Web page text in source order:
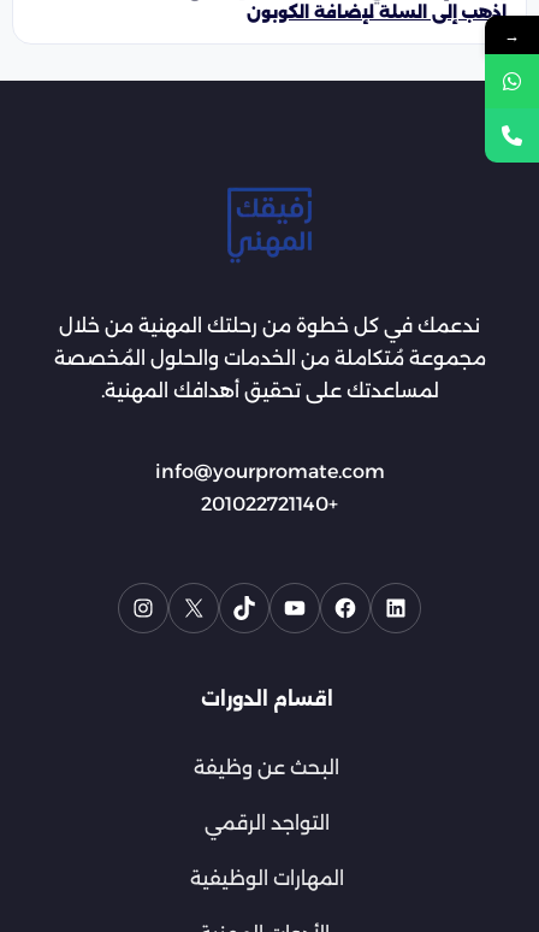
اذهب إلى السلة لإضافة الكوبون
ندعمك في كل خطوة من رحلتك المهنية من خلال
مجموعة مُتكاملة من الخدمات والحلول المُخصصة
لمساعدتك على تحقيق أهدافك المهنية.
info@yourpromate.com
+201022721140
اقسام الدورات
البحث عن وظيفة
التواجد الرقمي
المهارات الوظيفية
→